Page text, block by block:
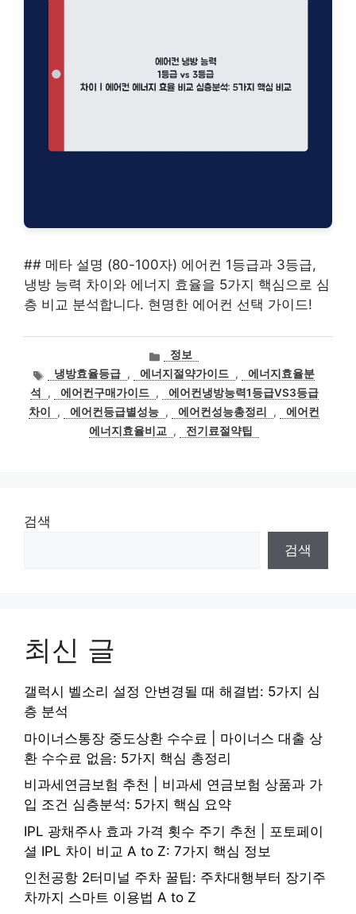
## 메타 설명 (80-100자) 에어컨 1등급과 3등급,
냉방 능력 차이와 에너지 효율을 5가지 핵심으로 심
층 비교 분석합니다. 현명한 에어컨 선택 가이드!
카
테
고
리
정보
태냉방효율등급 , 에너지절약가이드 ,
에너지효율분
석
, 에어컨구매가이드 ,
에어컨냉방능력1등급VS3등급
차이
, 에어컨등급별성능 , 에어컨성능총정리 ,
에어컨
에너지효율비교
, 전기료절약팁
검색
검색
최신 글
갤럭시 벨소리 설정 안변경될 때 해결법: 5가지 심
층 분석
마이너스통장 중도상환 수수료 | 마이너스 대출 상
환 수수료 없음: 5가지 핵심 총정리
비과세연금보험 추천 | 비과세 연금보험 상품과 가
입 조건 심층분석: 5가지 핵심 요약
IPL 광채주사 효과 가격 횟수 주기 추천 | 포토페이
셜 IPL 차이 비교 A to Z: 7가지 핵심 정보
인천공항 2터미널 주차 꿀팁: 주차대행부터 장기주
차까지 스마트 이용법 A to Z